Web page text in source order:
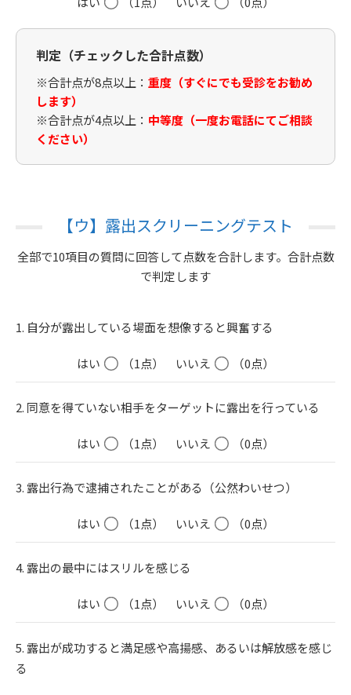
判定（チェックした合計点数）
※合計点が8点以上： 重度（すぐにでも受診をお勧め
します）
※合計点が4点以上： 中等度（一度お電話にてご相談
ください）
【ウ】露出スクリーニングテスト
全部で10項目の質問に回答して点数を合計します。合計点数
で判定します
1. 自分が露出している場面を想像すると興奮する
はい （1点） いいえ （0点）
2. 同意を得ていない相手をターゲットに露出を行っている
はい （1点） いいえ （0点）
3. 露出行為で逮捕されたことがある（公然わいせつ）
はい （1点） いいえ （0点）
4. 露出の最中にはスリルを感じる
はい （1点） いいえ （0点）
5. 露出が成功すると満足感や高揚感、あるいは解放感を感じ
る